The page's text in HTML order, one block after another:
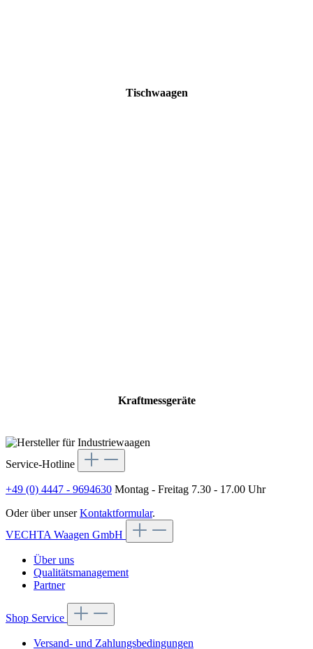
Tischwaagen
Kraftmessgeräte
Service-Hotline
+49 (0) 4447 - 9694630 Montag - Freitag 7.30 - 17.00 Uhr
Oder über unserKontaktformular.
VECHTA Waagen GmbH
Über uns
Qualitätsmanagement
Partner
Shop Service
Versand- und Zahlungsbedingungen